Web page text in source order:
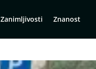
Zanimljivosti Znanost